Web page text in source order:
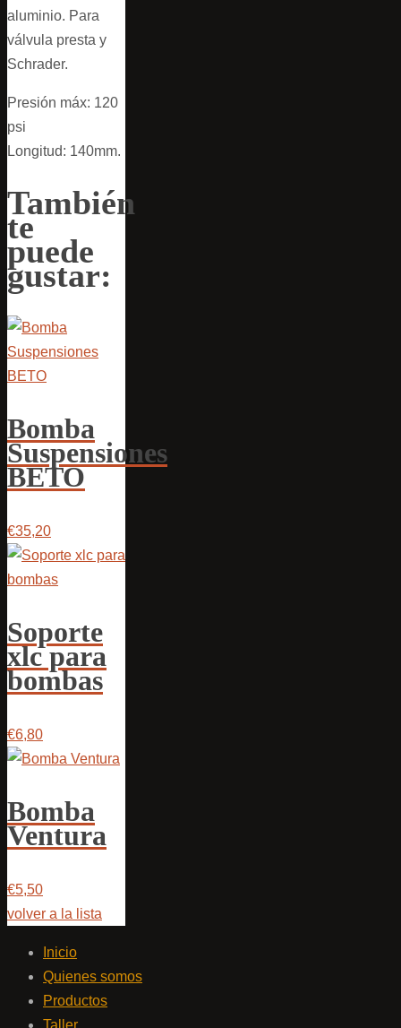
aluminio. Para
válvula presta y
Schrader.
Presión máx: 120
psi
Longitud: 140mm.
También
te
puede
gustar:
Bomba
Suspensiones
BETO
€35,20
Soporte
xlc para
bombas
€6,80
Bomba
Ventura
€5,50
volver a la lista
Inicio
Quienes somos
Productos
Taller